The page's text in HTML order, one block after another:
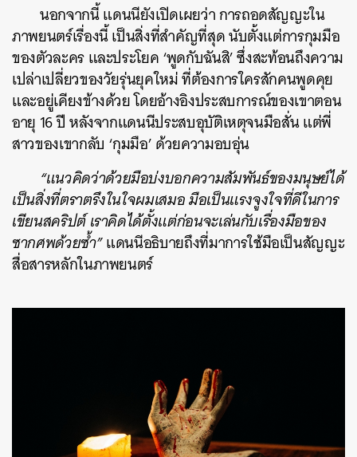
นอกจากนี้ แดนนียังเปิดเผยว่า การถอดสัญญะใน
ภาพยนตร์เรื่องนี้ เป็นสิ่งที่สำคัญที่สุด นับตั้งแต่การกุมมือ
ของตัวละคร และประโยค ‘พูดกับฉันสิ’ ซึ่งสะท้อนถึงความ
เปล่าเปลี่ยวของวัยรุ่นยุคใหม่ ที่ต้องการใครสักคนพูดคุย
และอยู่เคียงข้างด้วย โดยอ้างอิงประสบการณ์ของเขาตอน
อายุ 16 ปี หลังจากแดนนีประสบอุบัติเหตุจนมือสั่น แต่พี่
สาวของเขากลับ ‘กุมมือ’ ด้วยความอบอุ่น
“แนวคิดว่าด้วยมือบ่งบอกความสัมพันธ์ของมนุษย์ได้
เป็นสิ่งที่ตราตรึงในใจผมเสมอ มือเป็นแรงจูงใจที่ดีในการ
เขียนสคริปต์ เราคิดได้ตั้งแต่ก่อนจะเล่นกับเรื่องมือของ
ซากศพด้วยซ้ำ”แดนนีอธิบายถึงที่มาการใช้มือเป็นสัญญะ
สื่อสารหลักในภาพยนตร์